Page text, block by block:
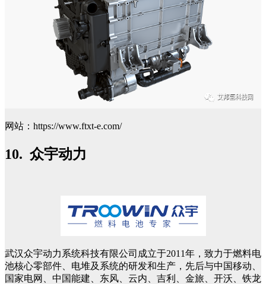
网站：https://www.ftxt-e.com/
10. 众宇动力
武汉众宇动力系统科技有限公司成立于2011年，致力于燃料电
池核心零部件、电堆及系统的研发和生产，先后与中国移动、
国家电网、中国能建、东风、云内、吉利、金旅、开沃、铁龙